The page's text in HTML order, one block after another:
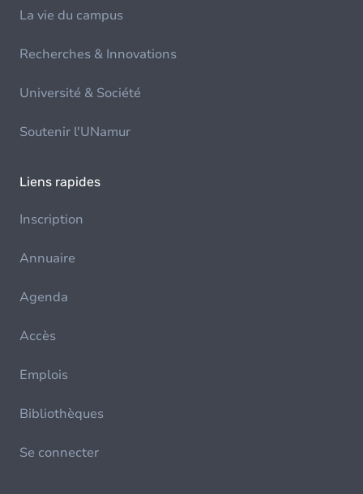
La vie du campus
Recherches & Innovations
Université & Société
Soutenir l'UNamur
Liens rapides
Inscription
Annuaire
Agenda
Accès
Emplois
Bibliothèques
Se connecter